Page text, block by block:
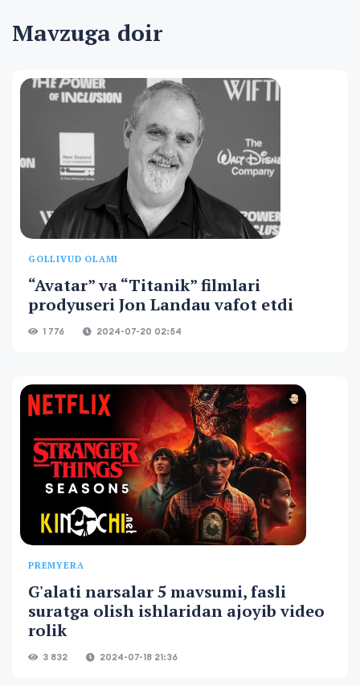
Mavzuga doir
GOLLIVUD OLAMI
“Avatar” va “Titanik” filmlari
prodyuseri Jon Landau vafot etdi
1 776 2024-07-20 02:54
PREMYERA
G'alati narsalar 5 mavsumi, fasli
suratga olish ishlaridan ajoyib video
rolik
3 832 2024-07-18 21:36